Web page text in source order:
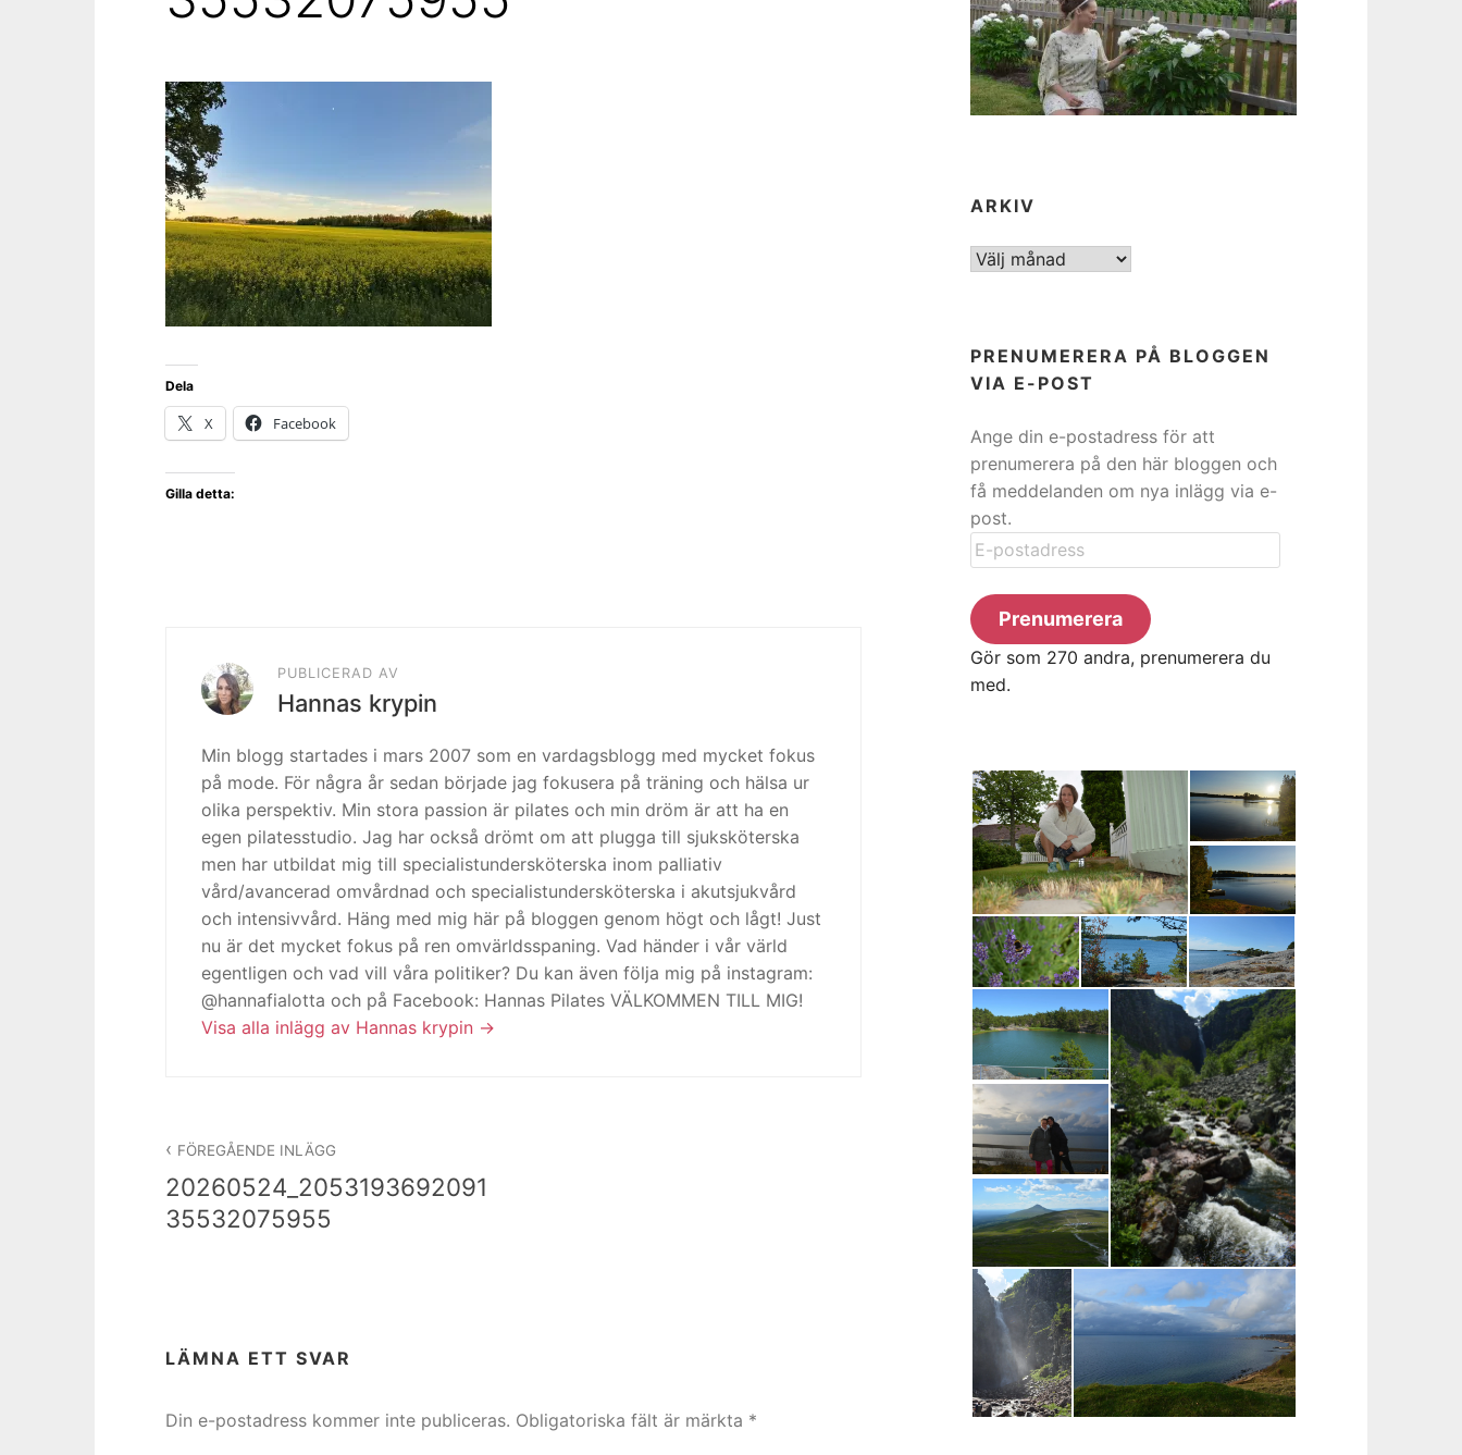
Dela
X Facebook
Gilla detta:
PUBLICERAD AV
Hannas krypin
Min blogg startades i mars 2007 som en vardagsblogg med mycket fokus
på mode. För några år sedan började jag fokusera på träning och hälsa ur
olika perspektiv. Min stora passion är pilates och min dröm är att ha en
egen pilatesstudio. Jag har också drömt om att plugga till sjuksköterska
men har utbildat mig till specialistundersköterska inom palliativ
vård/avancerad omvårdnad och specialistundersköterska i akutsjukvård
och intensivvård. Häng med mig här på bloggen genom högt och lågt! Just
nu är det mycket fokus på ren omvärldsspaning. Vad händer i vår värld
egentligen och vad vill våra politiker? Du kan även följa mig på instagram:
@hannafialotta och på Facebook: Hannas Pilates VÄLKOMMEN TILL MIG!
Visa alla inlägg av Hannas krypin
FÖREGÅENDE INLÄGG
20260524_2053193692091
35532075955
LÄMNA ETT SVAR
Din e-postadress kommer inte publiceras. Obligatoriska fält är märkta *
ARKIV
ARKIV
PRENUMERERA PÅ BLOGGEN
VIA E-POST
Ange din e-postadress för att
prenumerera på den här bloggen och
få meddelanden om nya inlägg via e-
post.
E-
postadress
Prenumerera
Gör som 270 andra, prenumerera du
med.